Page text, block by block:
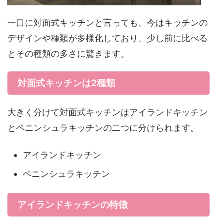
一口に対面式キッチンと言っても、今はキッチンの
デザインや種類が多様化しており、少し前に比べる
とその種類の多さに驚きます。
対面式キッチンは2種類
大きく分けて対面式キッチンはアイランドキッチン
とペニンシュラキッチンの二つに分けられます。
アイランドキッチン
ペニンシュラキッチン
アイランドキッチンの特徴